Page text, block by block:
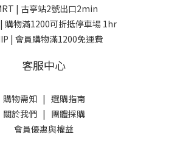
| 古亭站2號出口2min
購物滿1200可折抵停車場 1hr
| 會員購物滿1200免運費
客服中心
購物需知| 選購指南
關於我們| 團體採購
會員優惠與權益